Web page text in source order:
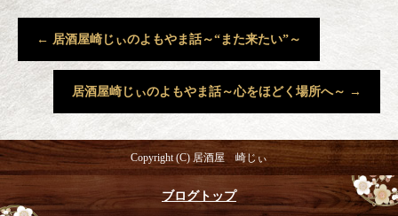
← 居酒屋崎じぃのよもやま話～“また来たい”～
居酒屋崎じぃのよもやま話～心をほどく場所へ～ →
Copyright (C) 居酒屋 崎じぃ
ブログトップ